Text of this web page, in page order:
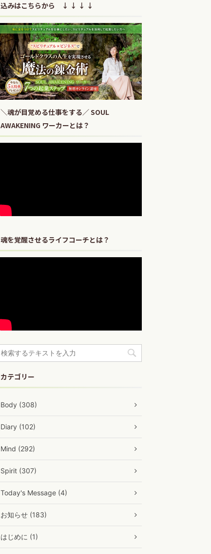
込みはこちらから ↓ ↓ ↓ ↓
＼魂が目覚める仕事をする／ SOUL
AWAKENING ワーカーとは？
魂を覚醒させるライフコーチとは？
カテゴリー
Body (308)
Diary (102)
Mind (292)
Spirit (307)
Today's Message (4)
お知らせ (183)
はじめに (1)